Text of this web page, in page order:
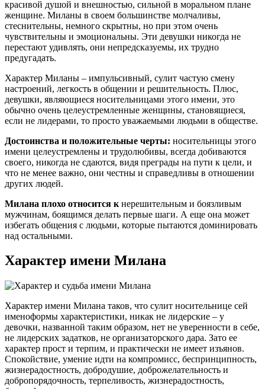
красивой душой и внешностью, сильной в моральном плане
женщине. Миланы в своем большинстве молчаливы,
стеснительны, немного скрытны, но при этом очень
чувствительны и эмоциональны. Эти девушки никогда не
перестают удивлять, они непредсказуемы, их трудно
предугадать.
Характер Миланы – импульсивный, сулит частую смену
настроений, легкость в общении и решительность. Плюс,
девушки, являющиеся носительницами этого имени, это
обычно очень целеустремленные женщины, становящиеся,
если не лидерами, то просто уважаемыми людьми в обществе.
Достоинства и положительные черты: носительницы этого
имени целеустремлены и трудолюбивы, всегда добиваются
своего, никогда не сдаются, видя преграды на пути к цели, и
что не менее важно, они честны и справедливы в отношении
других людей.
Милана плохо относится к нерешительным и боязливым
мужчинам, боящимся делать первые шаги. А еще она может
избегать общения с людьми, которые пытаются доминировать
над остальными.
Характер имени Милана
Характер имени Милана таков, что сулит носительнице сей
именоформы характеристики, никак не лидерские – у
девочки, названной таким образом, нет не уверенности в себе,
не лидерских задатков, не организаторского дара. Зато ее
характер прост и терпим, и практически не имеет изъянов.
Спокойствие, умение идти на компромисс, беспринципность,
жизнерадостность, добродушие, доброжелательность и
добропорядочность, терпеливость, жизнерадостность,